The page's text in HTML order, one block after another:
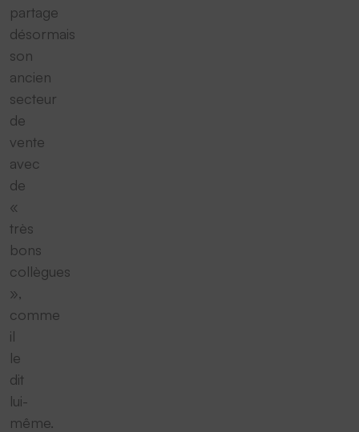
partage
désormais
son
ancien
secteur
de
vente
avec
de
«
très
bons
collègues
»,
comme
il
le
dit
lui-
même.